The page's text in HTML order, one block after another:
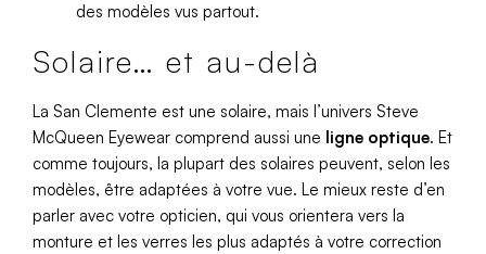
des modèles vus partout.
Solaire… et au-delà
La San Clemente est une solaire, mais l’univers Steve
McQueen Eyewear comprend aussi une ligne optique. Et
comme toujours, la plupart des solaires peuvent, selon les
modèles, être adaptées à votre vue. Le mieux reste d’en
parler avec votre opticien, qui vous orientera vers la
monture et les verres les plus adaptés à votre correction